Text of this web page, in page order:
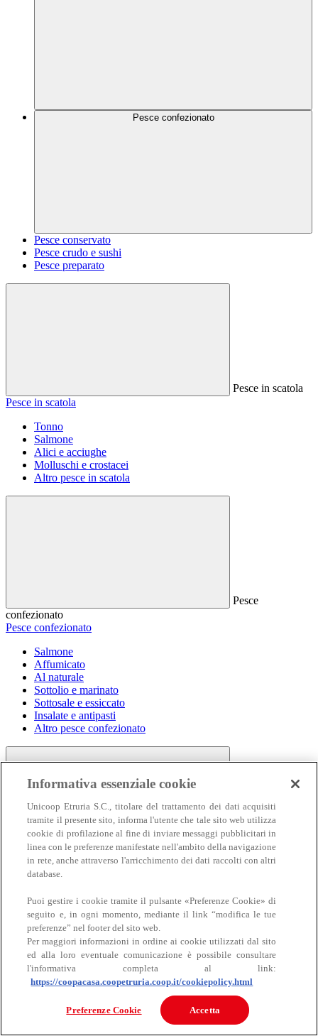
Pesce confezionato
Pesce conservato
Pesce crudo e sushi
Pesce preparato
Pesce in scatola
Pesce in scatola
Tonno
Salmone
Alici e acciughe
Molluschi e crostacei
Altro pesce in scatola
Pesce
confezionato
Pesce confezionato
Salmone
Affumicato
Al naturale
Sottolio e marinato
Sottosale e essiccato
Insalate e antipasti
Altro pesce confezionato
Carne
Carne
Bovino
Informativa essenziale cookie
Unicoop Etruria S.C., titolare del trattamento dei dati acquisiti
tramite il presente sito, informa l'utente che tale sito web utilizza
cookie di profilazione al fine di inviare messaggi pubblicitari in
linea con le preferenze manifestate nell'ambito della navigazione
in rete, anche attraverso l'arricchimento dei dati raccolti con altri
database.
Puoi gestire i cookie tramite il pulsante «Preferenze Cookie» di
seguito e, in ogni momento, mediante il link “modifica le tue
preferenze” nel footer del sito web.
Per maggiori informazioni in ordine ai cookie utilizzati dal sito
ed alla loro eventuale comunicazione è possibile consultare
l'informativa completa al link:
https://coopacasa.coopetruria.coop.it/cookiepolicy.html
Preferenze Cookie Accetta